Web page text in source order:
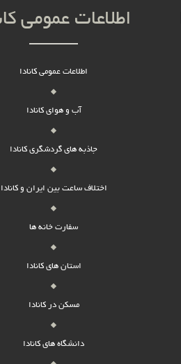
اطلاعات عمومی
اطلاعات عمومی کانادا
آب و هوای کانادا
جاذبه های گردشگری کانادا
اختلاف ساعت بین ایران و کانادا
سفارت خانه ها
استان های کانادا
مسکن در کانادا
دانشگاه های کانادا